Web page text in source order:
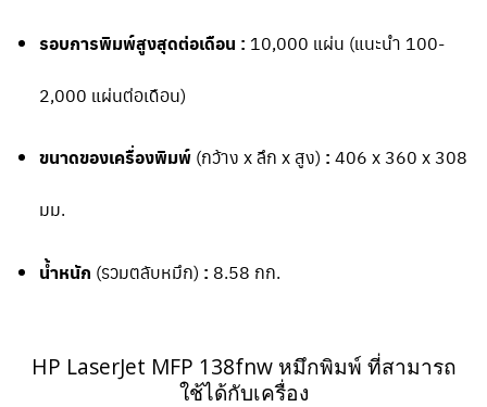
รอบการพิมพ์สูงสุดต่อเดือน : 10,000 แผ่น (แนะนำ 100-
2,000 แผ่นต่อเดือน)
ขนาดของเครื่องพิมพ์ (กว้าง x ลึก x สูง) : 406 x 360 x 308
มม.
น้ำหนัก (รวมตลับหมึก) : 8.58 กก.
HP LaserJet MFP 138fnw หมึกพิมพ์ ที่สามารถ
ใช้ได้กับเครื่อง